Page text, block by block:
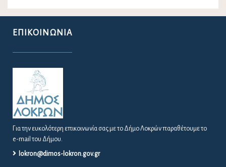
ΕΠΙΚΟΙΝΩΝΊΑ
Για την ευκολότερη επικοινωνία σας με το Δήμο Λοκρών παραθέτουμε το
e-mail του Δήμου.
lokron@dimos-lokron.gov.gr